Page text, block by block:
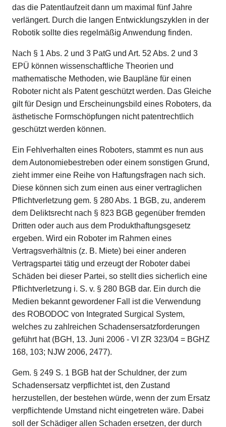
das die Patentlaufzeit dann um maximal fünf Jahre
verlängert. Durch die langen Entwicklungszyklen in der
Robotik sollte dies regelmäßig Anwendung finden.
Nach § 1 Abs. 2 und 3 PatG und Art. 52 Abs. 2 und 3
EPÜ können wissenschaftliche Theorien und
mathematische Methoden, wie Baupläne für einen
Roboter nicht als Patent geschützt werden. Das Gleiche
gilt für Design und Erscheinungsbild eines Roboters, da
ästhetische Formschöpfungen nicht patentrechtlich
geschützt werden können.
Ein Fehlverhalten eines Roboters, stammt es nun aus
dem Autonomiebestreben oder einem sonstigen Grund,
zieht immer eine Reihe von Haftungsfragen nach sich.
Diese können sich zum einen aus einer vertraglichen
Pflichtverletzung gem. § 280 Abs. 1 BGB, zu, anderem
dem Deliktsrecht nach § 823 BGB gegenüber fremden
Dritten oder auch aus dem Produkthaftungsgesetz
ergeben. Wird ein Roboter im Rahmen eines
Vertragsverhältnis (z. B. Miete) bei einer anderen
Vertragspartei tätig und erzeugt der Roboter dabei
Schäden bei dieser Partei, so stellt dies sicherlich eine
Pflichtverletzung i. S. v. § 280 BGB dar. Ein durch die
Medien bekannt gewordener Fall ist die Verwendung
des ROBODOC von Integrated Surgical System,
welches zu zahlreichen Schadensersatzforderungen
geführt hat (BGH, 13. Juni 2006 - VI ZR 323/04 = BGHZ
168, 103; NJW 2006, 2477).
Gem. § 249 S. 1 BGB hat der Schuldner, der zum
Schadensersatz verpflichtet ist, den Zustand
herzustellen, der bestehen würde, wenn der zum Ersatz
verpflichtende Umstand nicht eingetreten wäre. Dabei
soll der Schädiger allen Schaden ersetzen, der durch